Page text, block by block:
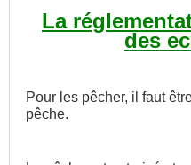
La
des
Pour les pêcher, il faut
pêche.